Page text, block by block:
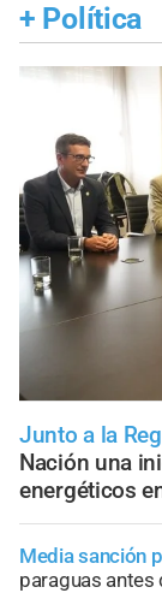
+ Política
Junto a la
Nación una
energéticos
Media sanción
paraguas antes